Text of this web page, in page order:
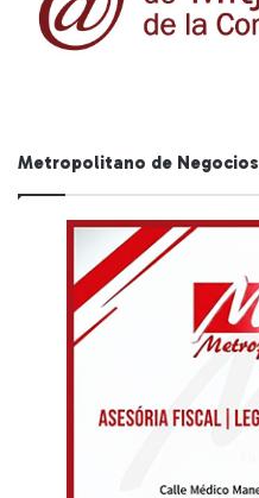
Metropolitano de Negocios